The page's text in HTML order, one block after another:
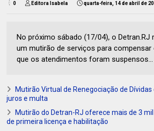
0 Editora Isabela quarta-feira, 14 de abril de
No próximo sábado (17/04), o Detran.RJ
um mutirão de serviços para compensar
que os atendimentos foram suspensos...
Mutirão Virtual de Renegociação de
juros e multa
Mutirão do Detran-RJ oferece mais de 3
de primeira licença e habilitação